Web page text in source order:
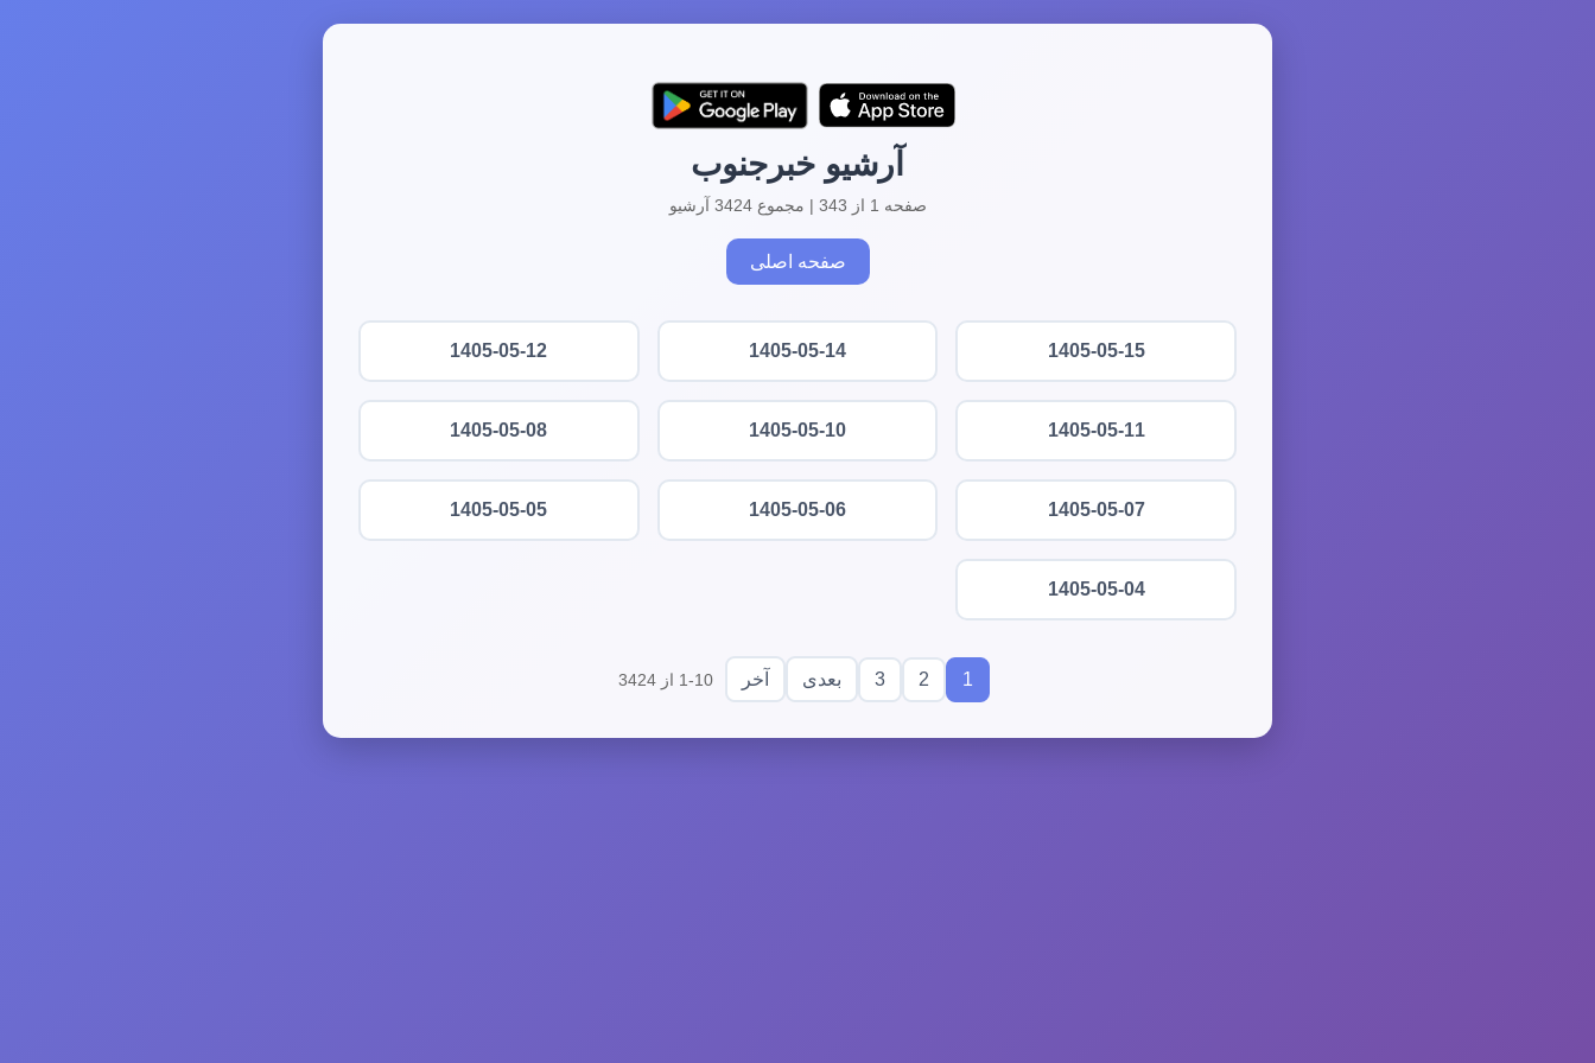
آرشیو خبرجنوب
صفحه 1 از 343 | مجموع 3424 آرشیو
صفحه اصلی
1405-05-15
1405-05-14
1405-05-12
1405-05-11
1405-05-10
1405-05-08
1405-05-07
1405-05-06
1405-05-05
1405-05-04
1
2
3 بعدی آخر 1-10 از 3424